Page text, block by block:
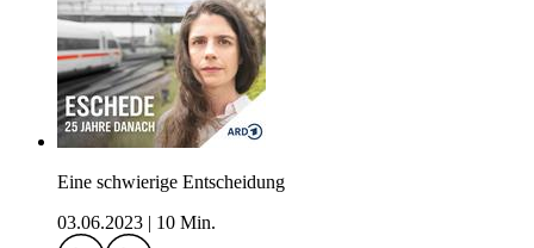
Eine schwierige Entscheidung
03.06.2023
10 Min.